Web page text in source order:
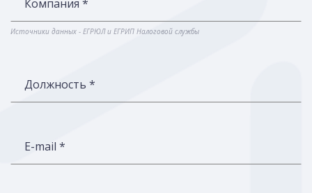
Компания *
Источники данных - ЕГРЮЛ и ЕГРИП Налоговой службы
Должность *
E-mail *